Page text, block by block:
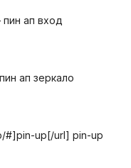
пин ап вход
ап зеркало
#]pin-up[/url] pin-up